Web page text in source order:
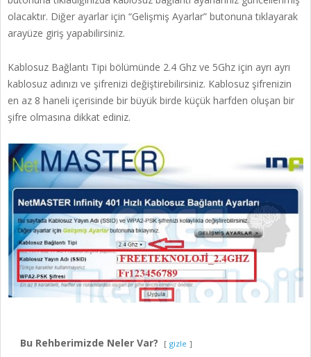
olacaktır. Diğer ayarlar için “Gelişmiş Ayarlar” butonuna tıklayarak
arayüze giriş yapabilirsiniz.
Kablosuz Bağlantı Tipi bölümünde 2.4 Ghz ve 5Ghz için ayrı ayrı
kablosuz adınızı ve şifrenizi değiştirebilirsiniz. Kablosuz şifrenizin
en az 8 haneli içerisinde bir büyük birde küçük harfden oluşan bir
şifre olmasına dikkat ediniz.
Bu Rehberimizde Neler Var? gizle